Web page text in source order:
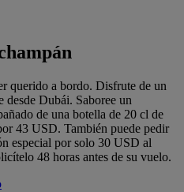
querido a bordo. Disfrute de un
desde Dubái. Saboree un
de una botella de 20 cl de
43 USD. También puede pedir
especial por solo 30 USD al
48 horas antes de su vuelo.